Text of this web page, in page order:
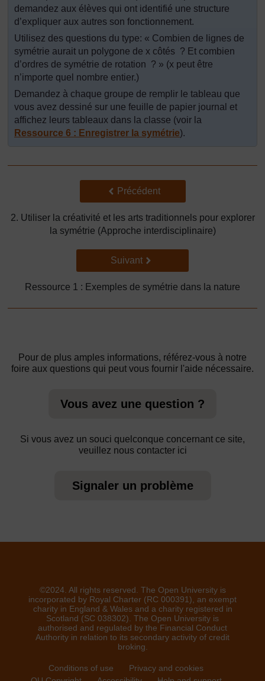
demandez aux élèves qui ont identifié une structure
d’expliquer aux autres son fonctionnement.
Utilisez des questions du type: « Combien de lignes de
symétrie aurait un polygone de x côtés ? Et combien
d’ordres de symétrie de rotation ? » (x peut être
n’importe quel nombre entier.)
Demandez à chaque groupe de remplir le tableau que
vous avez dessiné sur une feuille de papier journal et
affichez leurs tableaux dans la classe (voir la
Ressource 6 : Enregistrer la symétrie).
Précédent
Précédent
2. Utiliser la créativité et les arts traditionnels pour explorer
la symétrie (Approche interdisciplinaire)
Suivant
Suivant
Ressource 1 : Exemples de symétrie dans la nature
Pour de plus amples informations, référez-vous à notre
foire aux questions qui peut vous fournir l'aide nécessaire.
Vous avez une question ?
Si vous avez un souci quelconque concernant ce site,
veuillez nous contacter ici
Signaler un problème
©2024. All rights reserved. The Open University is
incorporated by Royal Charter (RC 000391), an exempt
charity in England & Wales and a charity registered in
Scotland (SC 038302). The Open University is
authorised and regulated by the Financial Conduct
Authority in relation to its secondary activity of credit
broking.
Conditions of use
Privacy and cookies